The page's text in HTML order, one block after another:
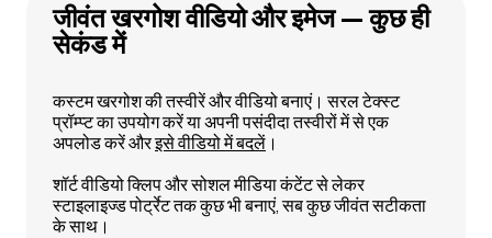
जीवंत खरगोश वीडियो और इमेज — कुछ ही
सेकंड में
कस्टम खरगोश की तस्वीरें और वीडियो बनाएं। सरल टेक्स्ट
प्रॉम्प्ट का उपयोग करें या अपनी पसंदीदा तस्वीरों में से एक
अपलोड करें औरइसे वीडियो में बदलें ।
शॉर्ट वीडियो क्लिप और सोशल मीडिया कंटेंट से लेकर
स्टाइलाइज्ड पोर्ट्रेट तक कुछ भी बनाएं, सब कुछ जीवंत सटीकता
के साथ।